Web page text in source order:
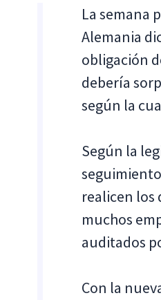
La semana
Alemania
obligación
debería
según la
Según la
realicen los
muchos
auditados
Con la